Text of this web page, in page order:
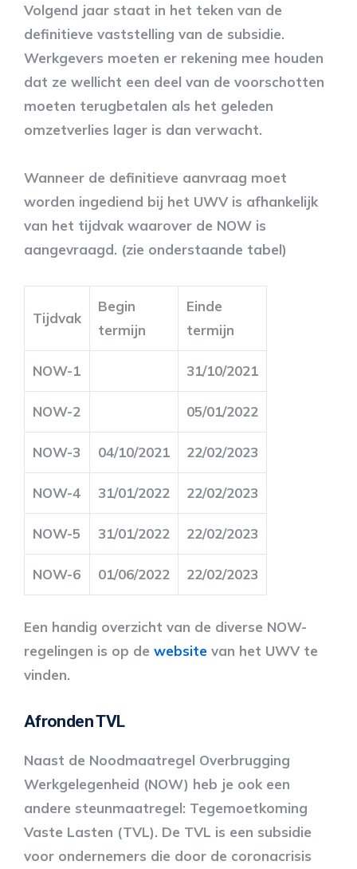
Volgend jaar staat in het teken van de
definitieve vaststelling van de subsidie.
Werkgevers moeten er rekening mee houden
dat ze wellicht een deel van de voorschotten
moeten terugbetalen als het geleden
omzetverlies lager is dan verwacht.
Wanneer de definitieve aanvraag moet
worden ingediend bij het UWV is afhankelijk
van het tijdvak waarover de NOW is
aangevraagd. (zie onderstaande tabel)
Tijdvak
Begin
termijn
Einde
termijn
NOW-1 31/10/2021
NOW-2 05/01/2022
NOW-3 04/10/2021 22/02/2023
NOW-4 31/01/2022 22/02/2023
NOW-5 31/01/2022 22/02/2023
NOW-6 01/06/2022 22/02/2023
Een handig overzicht van de diverse NOW-
regelingen is op de website van het UWV te
vinden.
Afronden TVL
Naast de Noodmaatregel Overbrugging
Werkgelegenheid (NOW) heb je ook een
andere steunmaatregel: Tegemoetkoming
Vaste Lasten (TVL). De TVL is een subsidie
voor ondernemers die door de coronacrisis